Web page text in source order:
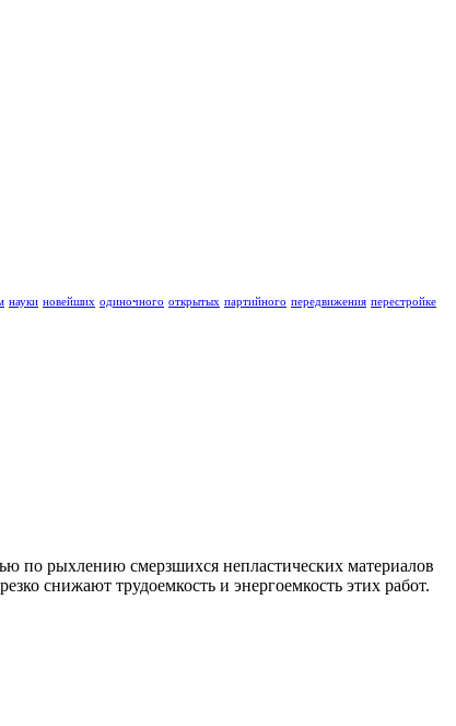
науки новейших одиночного открытых партийного передвижения перестройке
по рыхлению смерзшихся непластических материалов
снижают трудоемкость и энергоемкость этих работ.